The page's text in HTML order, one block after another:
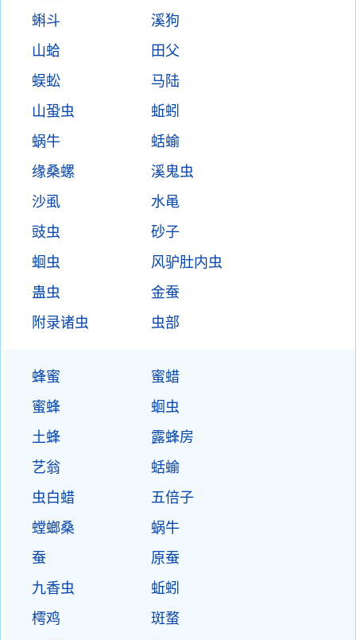
蝌斗
溪狗
山蛤
田父
蜈蚣
马陆
山蛩虫
蚯蚓
蜗牛
蛞蝓
缘桑螺
溪鬼虫
沙虱
水黾
豉虫
砂子
蛔虫
风驴肚内虫
蛊虫
金蚕
附录诸虫
虫部
蜂蜜
蜜蜡
蜜蜂
蛔虫
土蜂
露蜂房
艺翁
蛞蝓
虫白蜡
五倍子
螳螂桑
蜗牛
蚕
原蚕
九香虫
蚯蚓
樗鸡
斑蝥